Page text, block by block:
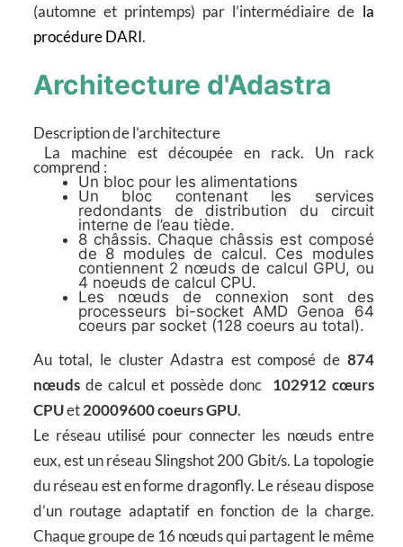
(automne et printemps) par l’intermédiaire de la
procédure DARI.
Architecture d'Adastra
Description de l’architecture
La machine est découpée en rack. Un rack
comprend :
Un bloc pour les alimentations
Un bloc contenant les services
redondants de distribution du circuit
interne de l’eau tiède.
8 châssis. Chaque châssis est composé
de 8 modules de calcul. Ces modules
contiennent 2 nœuds de calcul GPU, ou
4 noeuds de calcul CPU.
Les nœuds de connexion sont des
processeurs bi-socket AMD Genoa 64
coeurs par socket (128 coeurs au total).
Au total, le cluster Adastra est composé de 874
nœudsde calcul et possède donc
102912 cœurs
CPUet20009600 coeurs GPU.
Le réseau utilisé pour connecter les nœuds entre
eux, est un réseau Slingshot 200 Gbit/s. La topologie
du réseau est en forme dragonfly. Le réseau dispose
d’un routage adaptatif en fonction de la charge.
Chaque groupe de 16 nœuds qui partagent le même